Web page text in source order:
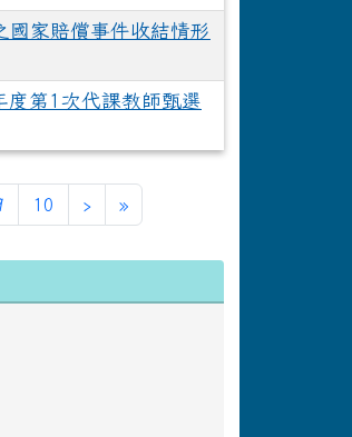
家賠償事件收結情形
度第1次代課教師甄選
10 ›下一頁
»最後頁